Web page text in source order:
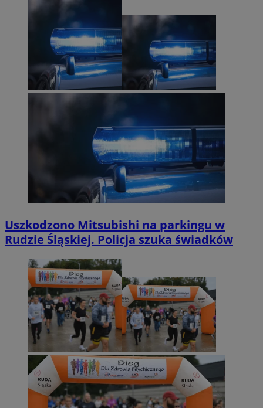
Uszkodzono Mitsubishi na parkingu w
Rudzie Śląskiej. Policja szuka świadków